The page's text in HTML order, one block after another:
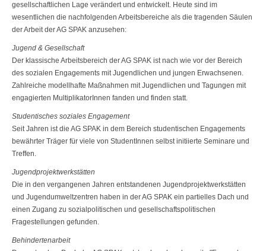
gesellschaftlichen Lage verändert und entwickelt. Heute sind im
wesentlichen die nachfolgenden Arbeitsbereiche als die tragenden Säulen
der Arbeit der AG SPAK anzusehen:
Jugend & Gesellschaft
Der klassische Arbeitsbereich der AG SPAK ist nach wie vor der Bereich
des sozialen Engagements mit Jugendlichen und jungen Erwachsenen.
Zahlreiche modellhafte Maßnahmen mit Jugendlichen und Tagungen mit
engagierten MultiplikatorInnen fanden und finden statt.
Studentisches soziales Engagement
Seit Jahren ist die AG SPAK in dem Bereich studentischen Engagements
be­währter Träger für viele von StudentInnen selbst initiierte Seminare und
Treffen.
Jugendprojektwerkstätten
Die in den vergangenen Jahren entstandenen Jugendprojektwerkstätten
und Jugendumweltzentren haben in der AG SPAK ein partielles Dach und
einen Zugang zu sozialpolitischen und gesellschaftspolitischen
Fragestellungen gefun­den.
Behindertenarbeit